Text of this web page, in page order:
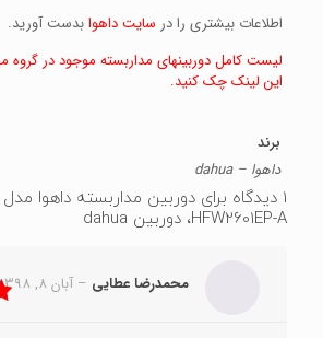
اطلاعات بیشتری را در سایت داهوابدست آورید.
لیست کامل دوربینهای مداربسته موجود در گروه
این لینک چک کنید.
برند
داهوا – dahua
1 دیدگاه برای
HFW2601EP-A، دوربین dahua
محمدرضا عطایی – آبان 8, 1398